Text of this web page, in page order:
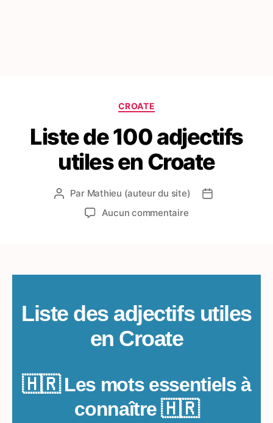
Catégories
CROATE
Liste de 100 adjectifs
utiles en Croate
Auteur
l’article
Par Mathieu (auteur du site)
Date
Aucun commentairesur
Croate
Liste des adjectifs utiles
en Croate
🇭🇷 Les mots essentiels à
connaître 🇭🇷